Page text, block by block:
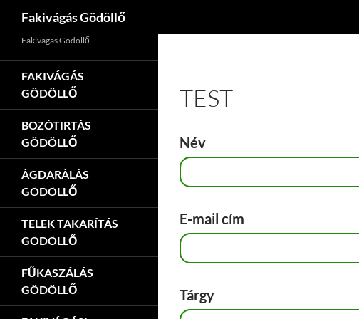
Kilépés
a
tartalomba
Fakivágás Gödöllő
TEST
Név
E-mail cím
Tárgy
Fakivagas Gödöllő
FAKIVÁGÁS
GÖDÖLLŐ
BOZÓTIRTÁS
GÖDÖLLŐ
ÁGDARÁLÁS
GÖDÖLLŐ
TELEK TAKARÍTÁS
GÖDÖLLŐ
FŰKASZÁLÁS
GÖDÖLLŐ